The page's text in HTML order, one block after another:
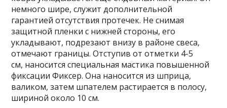
немного шире, служит дополнительной
гарантией отсутствия протечек. Не снимая
защитной пленки с нижней стороны, его
укладывают, подрезают внизу в районе свеса,
отмечают границы. Отступив от отметки 4-5
см, наносится специальная мастика повышенной
фиксации Фиксер. Она наносится из шприца,
валиком, затем шпателем растирается в полосу,
шириной около 10 см.